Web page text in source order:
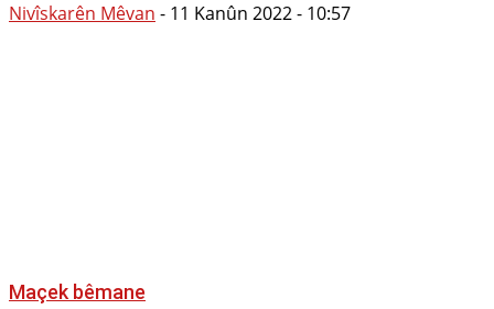
Nivîskarên Mêvan - 11 Kanûn 2022 - 10:57
Maçek bêmane